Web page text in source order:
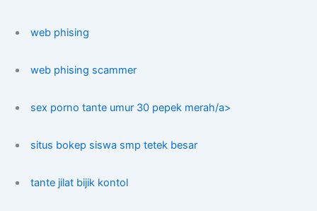
web phising
web phising scammer
sex porno tante umur 30 pepek merah/a>
situs bokep siswa smp tetek besar
tante jilat bijik kontol